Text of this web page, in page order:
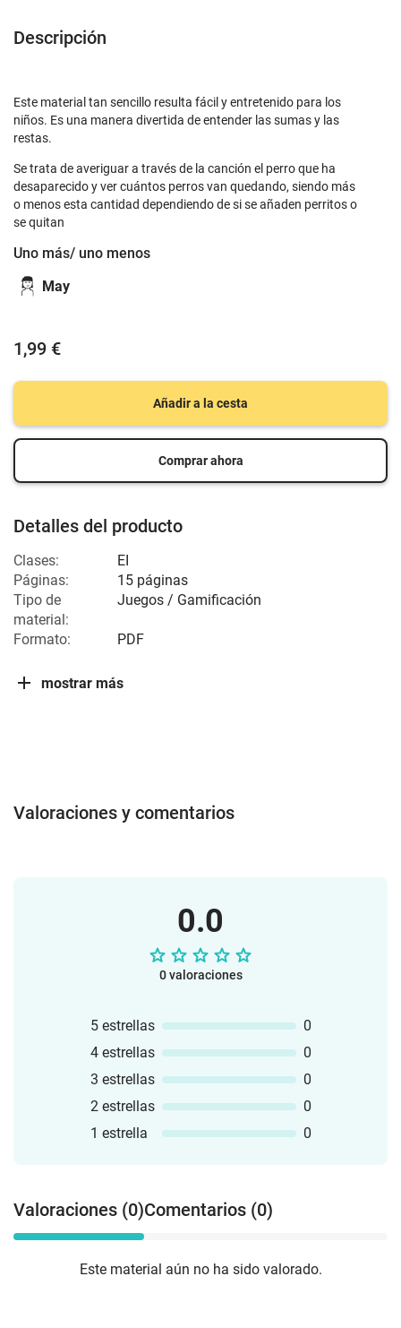
Descripción
Este material tan sencillo resulta fácil y entretenido para los
niños. Es una manera divertida de entender las sumas y las
restas.
Se trata de averiguar a través de la canción el perro que ha
desaparecido y ver cuántos perros van quedando, siendo más
o menos esta cantidad dependiendo de si se añaden perritos o
se quitan
Uno más/ uno menos
May
1,99 €
Añadir a la cesta
Comprar ahora
Detalles del producto
Clases:
EI
Páginas:
15 páginas
Tipo de
material:
Juegos / Gamificación
Formato: PDF
mostrar más
Valoraciones y comentarios
0.0
0 valoraciones
5 estrellas
0
4 estrellas
0
3 estrellas
0
2 estrellas
0
1 estrella
0
Valoraciones (0)Comentarios (0)
Este material aún no ha sido valorado.